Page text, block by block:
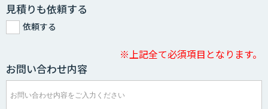
見積りも依頼する
依頼する
※上記全て必須項目となります。
お問い合わせ内容